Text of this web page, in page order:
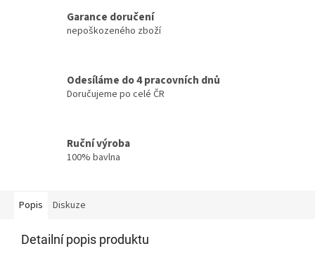
Garance doručení
nepoškozeného zboží
Odesíláme do 4 pracovních dnů
Doručujeme po celé ČR
Ruční výroba
100% bavlna
Popis Diskuze
Detailní popis produktu